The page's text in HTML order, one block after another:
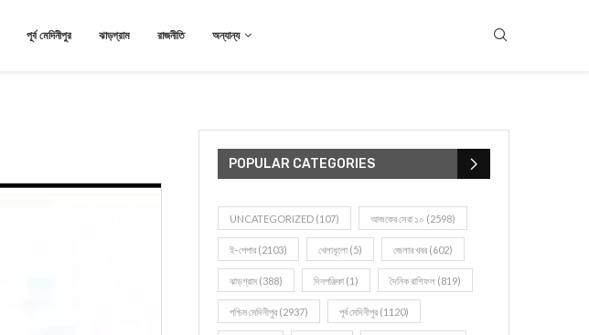
পূর্ব মেদিনীপুর ঝাড়গ্রাম রাজনীতি অন্যান্য
POPULAR CATEGORIES
UNCATEGORIZED (107) আজকের সেরা ১০ (2598)
ই-পেপার (2103) খেলাধূলো (5) জেলার খবর (602)
ঝাড়গ্রাম (388) দিনপঞ্জিকা (1) দৈনিক রাশিফল (819)
পশ্চিম মেদিনীপুর (2937) পূর্ব মেদিনীপুর (1120)